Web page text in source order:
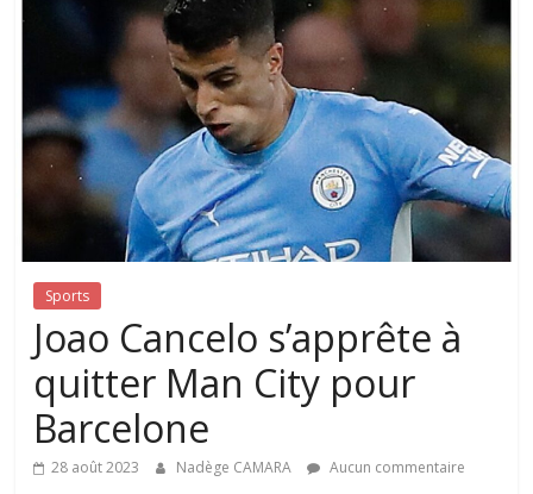
Sports
Joao Cancelo s’apprête à
quitter Man City pour
Barcelone
28 août 2023 Nadège CAMARA Aucun commentaire